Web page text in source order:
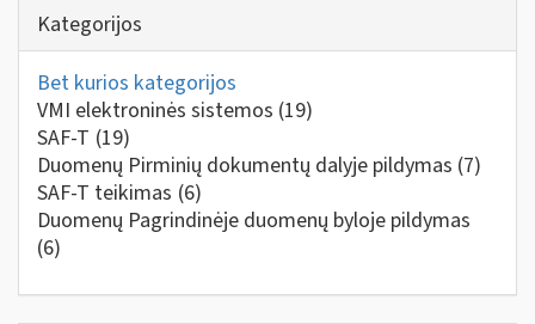
Kategorijos
Bet kurios kategorijos
VMI elektroninės sistemos (19)
SAF-T (19)
Duomenų Pirminių dokumentų dalyje pildymas (7)
SAF-T teikimas (6)
Duomenų Pagrindinėje duomenų byloje pildymas
(6)